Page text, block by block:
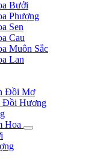
Bưởi
Phượng
Sen
Cau
Muôn Sắc
Lan
Đồi Mơ
Đồi Hương
Hoa